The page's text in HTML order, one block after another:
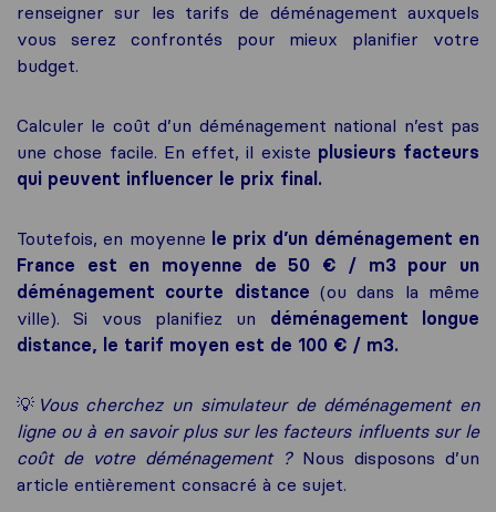
renseigner sur les tarifs de déménagement auxquels
vous serez confrontés pour mieux planifier votre
budget.
Calculer le coût d’un déménagement national n’est pas
une chose facile. En effet, il existe plusieurs facteurs
qui peuvent influencer le prix final.
Toutefois, en moyenne le prix d’un déménagement en
France est en moyenne de 50 € / m3 pour un
déménagement courte distance (ou dans la même
ville). Si vous planifiez un déménagement longue
distance, le tarif moyen est de 100 € / m3.
💡 Vous cherchez un simulateur de déménagement en
ligne ou à en savoir plus sur les facteurs influents sur le
coût de votre déménagement ?Nous disposons d’un
article entièrement consacré à ce sujet.